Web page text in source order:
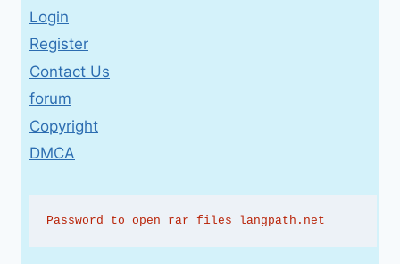
Login
Register
Contact Us
forum
Copyright
DMCA
Password to open rar files langpath.net